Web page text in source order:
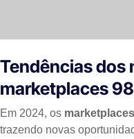
Tendências dos
marketplaces
Em 2024, os
trazendo novas